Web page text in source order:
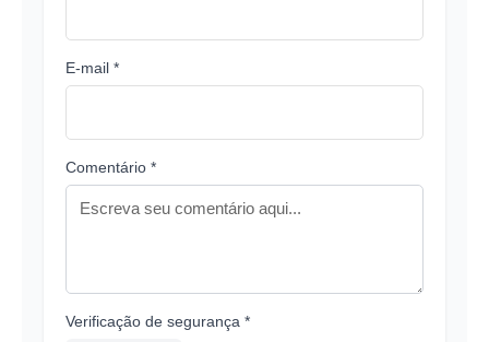
E-mail *
Comentário *
Verificação de segurança *